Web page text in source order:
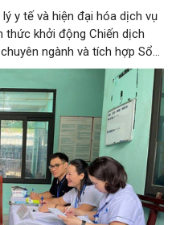
y tế và hiện đại hóa dịch vụ
thức khởi động Chiến dịch
ngành và tích hợp Sổ
Chương trình trọng điểm
đô làm chủ một hồ sơ sức
dõi và chăm sóc sức
không gian mạng.